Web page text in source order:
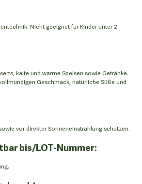
Nicht geeignet für Kinder unter 2
kalte und warme Speisen sowie Getränke.
Geschmack, natürliche Süße und
vor direkter Sonneneinstrahlung schützen.
bis/LOT-Nummer: